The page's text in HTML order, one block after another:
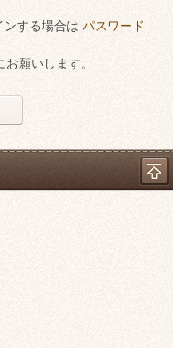
する場合は パスワード
お願いします。